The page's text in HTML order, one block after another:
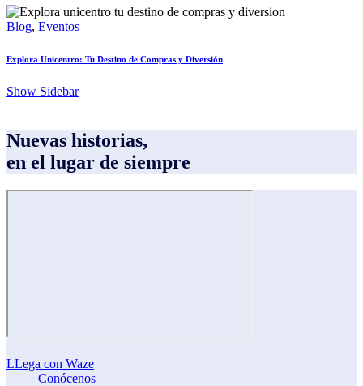
Blog, Eventos
Explora Unicentro: Tu Destino de Compras y Diversión
Show Sidebar
Nuevas historias,
en el lugar de siempre
LLega con Waze
Conócenos